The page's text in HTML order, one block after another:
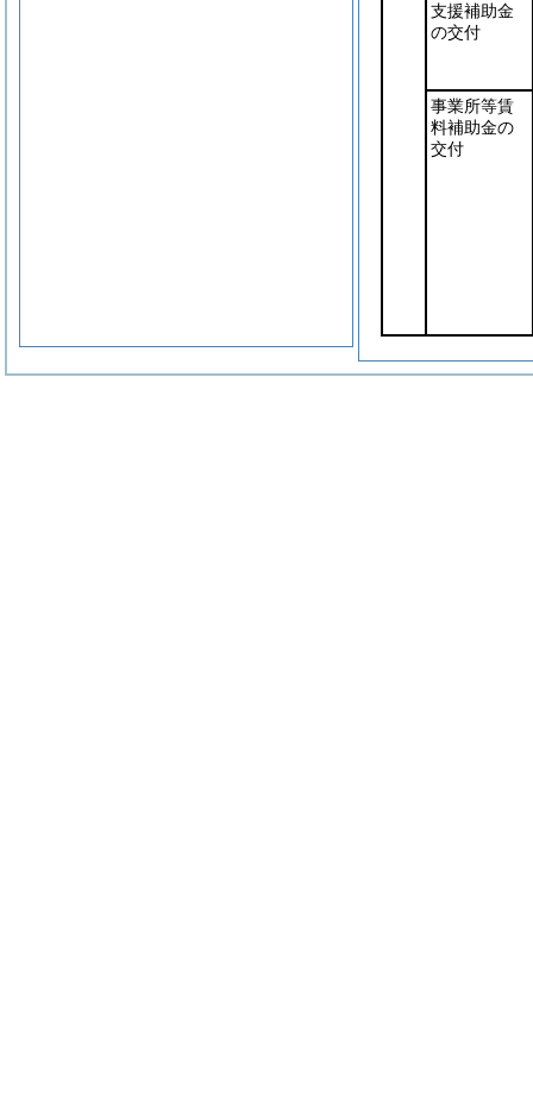
支援補助金
の交付
事業所等賃
料補助金の
交付